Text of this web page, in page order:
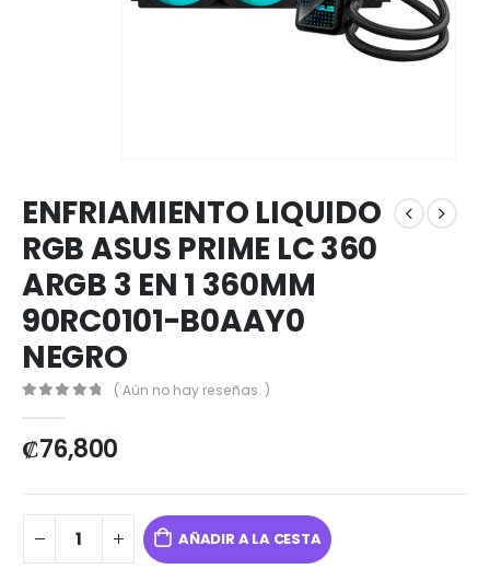
ENFRIAMIENTO LIQUIDO
RGB ASUS PRIME LC 360
ARGB 3 EN 1 360MM
90RC0101-B0AAY0
NEGRO
( Aún no hay reseñas. )
₡76,800
AÑADIR A LA CESTA